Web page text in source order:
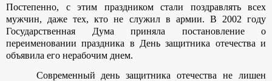
Постепенно, с этим праздником стали поздравлять всех
мужчин, даже тех, кто не служил в армии. В 2002 году
Государственная Дума приняла постановление о
переименовании праздника в День защитника отечества и
объявила его нерабочим днем.
Современный день защитника отечества не лишен